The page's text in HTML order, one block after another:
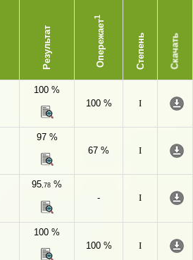
Результат Опережает
1
Степень Скачать
100 %
100 %
I
97 %
67 %
I
95,78 %
-
I
100 %
100 %
I